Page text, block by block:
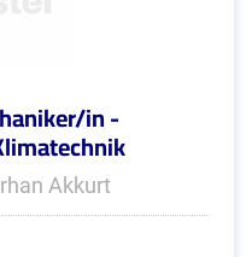
in -
Akkurt